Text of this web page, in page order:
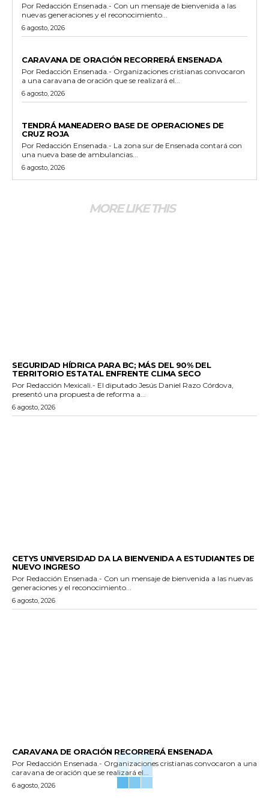
Por Redacción Ensenada.- Con un mensaje de bienvenida a las
nuevas generaciones y el reconocimiento...
6 agosto, 2026
CARAVANA DE ORACIÓN RECORRERÁ ENSENADA
Por Redacción Ensenada.- Organizaciones cristianas convocaron
a una caravana de oración que se realizará el...
6 agosto, 2026
TENDRÁ MANEADERO BASE DE OPERACIONES DE
CRUZ ROJA
Por Redacción Ensenada.- La zona sur de Ensenada contará con
una nueva base de ambulancias...
6 agosto, 2026
MORE LIKE THIS
SEGURIDAD HÍDRICA PARA BC; MÁS DEL 90% DEL
TERRITORIO ESTATAL ENFRENTE CLIMA SECO
Por Redacción Mexicali.- El diputado Jesús Daniel Razo Córdova,
presentó una propuesta de reforma a...
6 agosto, 2026
CETYS UNIVERSIDAD DA LA BIENVENIDA A ESTUDIANTES DE
NUEVO INGRESO
Por Redacción Ensenada.- Con un mensaje de bienvenida a las nuevas
generaciones y el reconocimiento...
6 agosto, 2026
CARAVANA DE ORACIÓN RECORRERÁ ENSENADA
Por Redacción Ensenada.- Organizaciones cristianas convocaron a una
caravana de oración que se realizará el...
6 agosto, 2026